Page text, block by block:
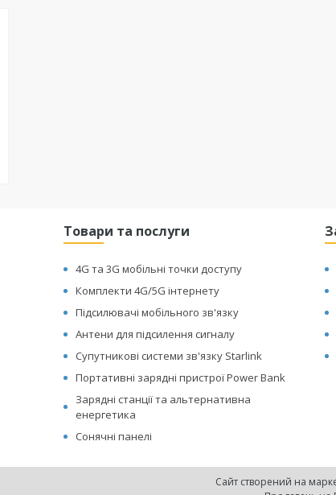
Товари та послуги
4G та 3G мобільні точки доступу
Комплекти 4G/5G інтернету
Підсилювачі мобільного зв'язку
Антени для підсилення сигналу
Супутникові системи зв'язку Starlink
Портативні зарядні пристрої Power Bank
Зарядні станції та альтернативна
енергетика
Сонячні панелі
Сайт створений на